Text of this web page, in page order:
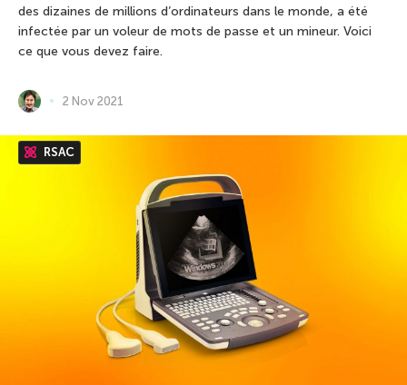
des dizaines de millions d’ordinateurs dans le monde, a été
infectée par un voleur de mots de passe et un mineur. Voici
ce que vous devez faire.
2 Nov 2021
RSAC